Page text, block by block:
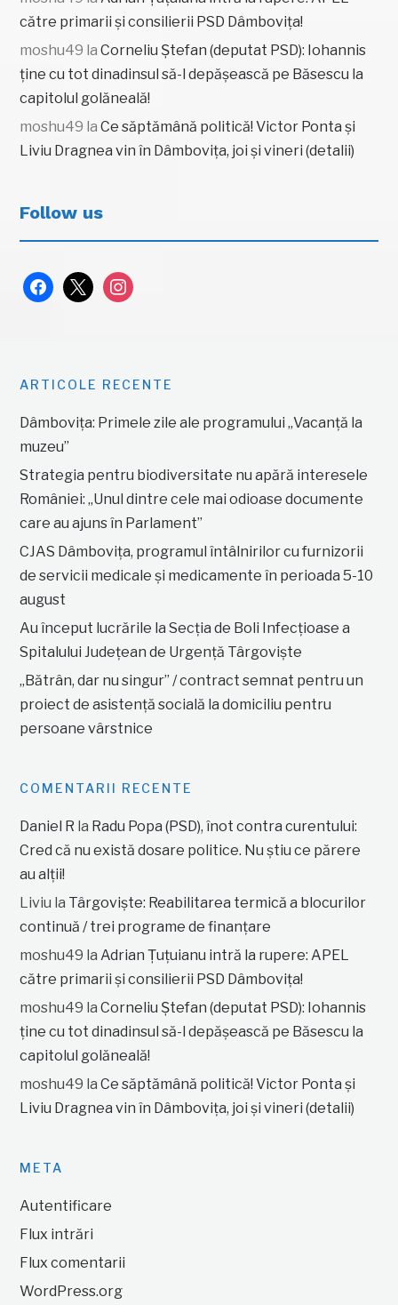
către primarii și consilierii PSD Dâmbovița!
moshu49 laCorneliu Ștefan (deputat PSD): Iohannis
ține cu tot dinadinsul să-l depășească pe Băsescu la
capitolul golăneală!
moshu49 laCe săptămână politică! Victor Ponta și
Liviu Dragnea vin în Dâmbovița, joi și vineri (detalii)
Follow us
facebook
x instagram
ARTICOLE RECENTE
Dâmbovița: Primele zile ale programului „Vacanță la
muzeu”
Strategia pentru biodiversitate nu apără interesele
României: „Unul dintre cele mai odioase documente
care au ajuns în Parlament”
CJAS Dâmbovița, programul întâlnirilor cu furnizorii
de servicii medicale și medicamente în perioada 5-10
august
Au început lucrările la Secția de Boli Infecțioase a
Spitalului Județean de Urgență Târgoviște
„Bătrân, dar nu singur” / contract semnat pentru un
proiect de asistență socială la domiciliu pentru
persoane vârstnice
COMENTARII RECENTE
Daniel R la Radu Popa (PSD), înot contra curentului:
Cred că nu există dosare politice. Nu știu ce părere
au alții!
Liviu la Târgoviște: Reabilitarea termică a blocurilor
continuă / trei programe de finanțare
moshu49 la Adrian Țuțuianu intră la rupere: APEL
către primarii și consilierii PSD Dâmbovița!
moshu49 laCorneliu Ștefan (deputat PSD): Iohannis
ține cu tot dinadinsul să-l depășească pe Băsescu la
capitolul golăneală!
moshu49 laCe săptămână politică! Victor Ponta și
Liviu Dragnea vin în Dâmbovița, joi și vineri (detalii)
META
Autentificare
Flux intrări
Flux comentarii
WordPress.org